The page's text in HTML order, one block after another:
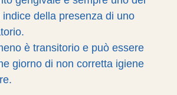
della presenza di uno
è transitorio e può essere
giorno di non corretta igiene